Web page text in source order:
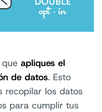
apliques el
de datos. Esto
recopilar los datos
para cumplir tus